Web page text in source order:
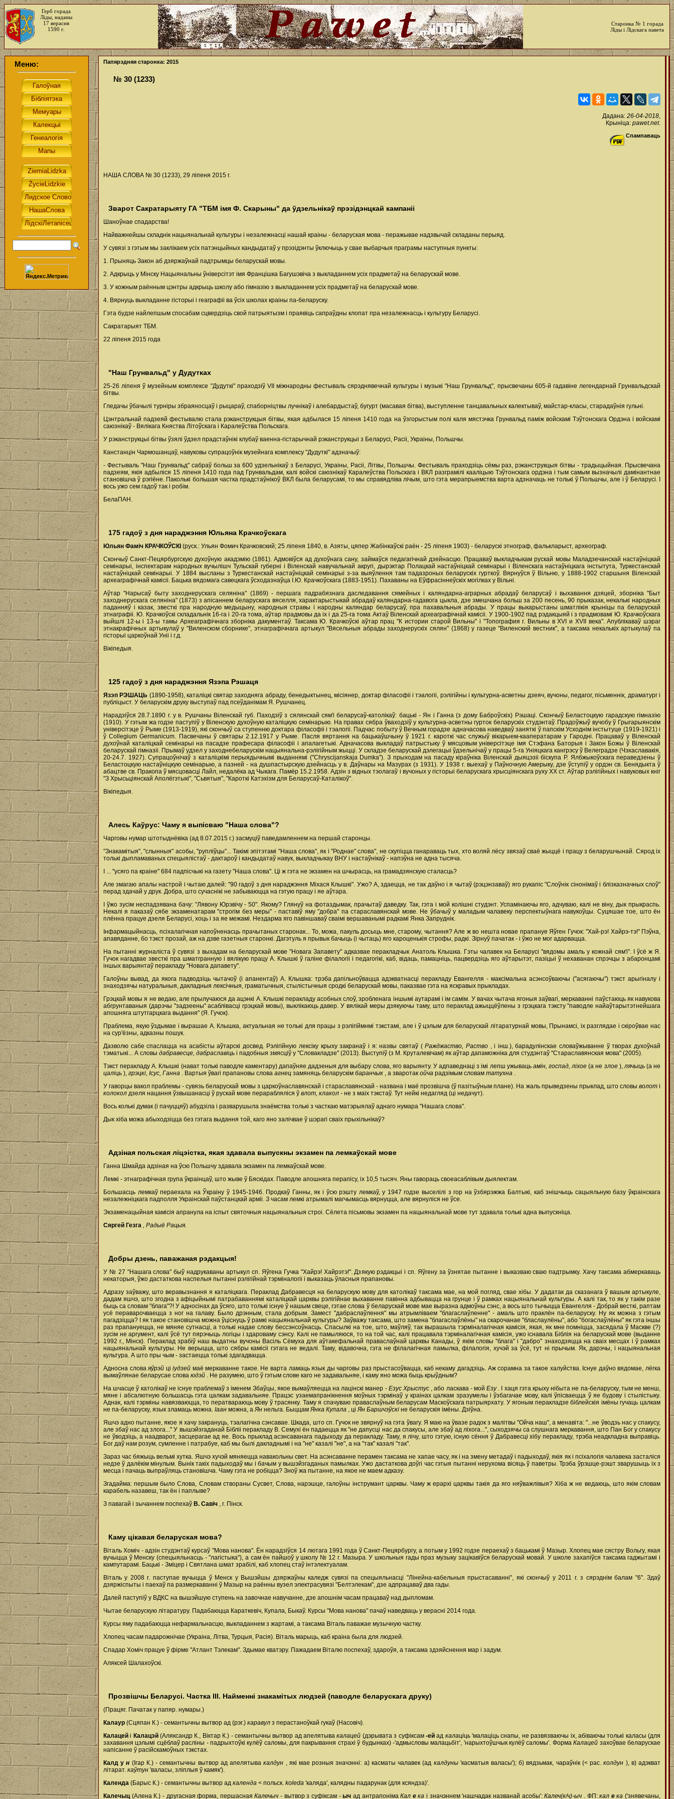
Герб горада
Ліды, наданы
17 верасня
1590 г.
Старонка № 1 горада
Ліды і Лідскага павета
Меню: Папярэдняя старонка: 2015
№ 30 (1233)
Дадана: 26-04-2018,
Крыніца: pawet.net.
Спампаваць
НАША СЛОВА № 30 (1233), 29 ліпеня 2015 г.
Зварот Сакратарыяту ГА "ТБМ імя Ф. Скарыны" да ўдзельнікаў прэзідэнцкай кампаніі
Шаноўнае спадарства!
Найважнейшы складнік нацыянальнай культуры і незалежнасці нашай краіны - беларуская мова - перажывае надзвычай складаны перыяд.
У сувязі з гэтым мы заклікаем усіх патэнцыйных кандыдатаў у прэзідэнты ўключыць у свае выбарчыя праграмы наступныя пункты:
1. Прыняць Закон аб дзяржаўнай падтрымцы беларускай мовы.
2. Адкрыць у Мінску Нацыянальны ўніверсітэт імя Францішка Багушэвіча з выкладаннем усіх прадметаў на беларускай мове.
3. У кожным раённым цэнтры адкрыць школу або гімназію з выкладаннем усіх прадметаў на беларускай мове.
4. Вярнуць выкладанне гісторыі і геаграфіі ва ўсіх школах краіны па-беларуску.
Гэта будзе найлепшым спосабам сцвердзіць свой патрыятызм і праявіць сапраўдны клопат пра незалежнасць і культуру Беларусі.
Сакратарыят ТБМ.
22 ліпеня 2015 года
"Наш Грунвальд" у Дудутках
25-26 ліпеня ў музейным комплексе "Дудуткі" праходзіў VII міжнародны фестываль сярэднявечнай культуры і музыкі "Наш Грунвальд", прысвечаны 605-й гадавіне легендарнай Грунвальдскай
бітвы.
Гледачы ўбачылі турніры збраяносцаў і рыцараў, спаборніцтвы лучнікаў і алебардыстаў, бугурт (масавая бітва), выступленне танцавальных калектываў, майстар-класы, старадаўнія гульні.
Цэнтральнай падзеяй фестывалю стала рэканструкцыя бітвы, якая адбылася 15 ліпеня 1410 года на ўзгорыстым полі каля мястэчка Грунвальд паміж войскамі Тэўтонскага Ордэна і войскамі
саюзнікаў - Вялікага Княства Літоўскага і Каралеўства Польскага.
У рэканструкцыі бітвы ўзялі ўдзел прадстаўнікі клубаў ваенна-гістарычнай рэканструкцыі з Беларусі, Расіі, Украіны, Польшчы.
Канстанцін Чармошанцаў, навуковы супрацоўнік музейнага комплексу "Дудуткі" адзначыў:
- Фестываль "Наш Грунвальд" сабраў больш за 600 удзельнікаў з Беларусі, Украіны, Расіі, Літвы, Польшчы. Фестываль праходзіць сёмы раз, рэканструкцыя бітвы - традыцыйная. Прысвечана
падзеям, якія адбыліся 15 ліпеня 1410 года пад Грунвальдам, калі войскі саюзнікаў Каралеўства Польскага і ВКЛ разграмілі кааліцыю Тэўтонскага ордэна і тым самым вызначылі дамінантнае
становішча ў рэгіёне. Паколькі большая частка прадстаўнікоў ВКЛ была беларусамі, то мы справядліва лічым, што гэта мерапрыемства варта адзначаць не толькі ў Польшчы, але і ў Беларусі. І
вось ужо сем гадоў так і робім.
БелаПАН.
175 гадоў з дня нараджэння Юльяна Крачкоўскага
Юльян Фаміч КРАЧКОЎСКІ (руск.: Ульян Фомич Крачковский; 25 ліпеня 1840, в. Азяты, цяпер Жабінкаўскі раён - 25 ліпеня 1903) - беларускі этнограф, фалькларыст, археограф.
Скончыў Санкт-Пецярбургскую духоўную акадэмію (1861). Адмовіўся ад духоўнага сану, займаўся педагагічнай дзейнасцю. Працаваў выкладчыкам рускай мовы Маладзечанскай настаўніцкай
семінарыі, інспектарам народных вучылішч Тульскай губерні і Віленскай навучальнай акругі, дырэктар Полацкай настаўніцкай семінарыі і Віленскага настаўніцкага інстытута, Туркестанскай
настаўніцкай семінарыі. У 1884 высланы з Туркестанскай настаўніцкай семінарыі з-за выяўлення там падазроных беларускіх гурткоў. Вярнуўся ў Вільню, у 1888-1902 старшыня Віленскай
археаграфічнай камісіі. Бацька вядомага савецкага ўсходазнаўца І.Ю. Крачкоўскага (1883-1951). Пахаваны на Еўфрасіннеўскіх могілках у Вільні.
Аўтар "Нарысаў быту заходнерускага селяніна" (1869) - першага падрабязнага даследавання сямейных і каляндарна-аграрных абрадаў беларусаў і выхавання дзяцей, зборніка "Быт
заходнерускага селяніна" (1873) з апісаннем беларускага вяселля, характарыстыкай абрадаў каляндарна-гадавога цыкла, дзе змешчана больш за 200 песень, 90 прыказак, некалькі народных
паданняў і казак, звесткі пра народную медыцыну, народныя стравы і народны каляндар беларусаў, пра пахавальныя абрады. У працы выкарыстаны шматлікія крыніцы па беларускай
этнаграфіі. Ю. Крачкоўскі складальнік 16-га і 20-га тома, аўтар прадмовы да іх і да 25-га тома Актаў Віленскай археаграфічнай камісіі. У 1900-1902 пад рэдакцыяй і з прадмовамі Ю. Крачкоўскага
выйшлі 12-ы і 13-ы тамы Археаграфічнага зборніка дакументаў. Таксама Ю. Крачкоўскі аўтар прац "К истории старой Вильны" і "Топография г. Вильны в XVI и XVII века". Апублікаваў шэраг
этнакрафічных артыкулаў у "Виленском сборнике", этнаграфічнага артыкул "Вясельныя абрады заходнерускіх сялян" (1868) у газеце "Виленский вестник", а таксама некалькіх артыкулаў па
гісторыі царкоўнай Уніі і г.д.
Вікіпедыя.
125 гадоў з дня нараджэння Язэпа Рэшаця
Язэп РЭШАЦЬ (1890-1958), каталіцкі святар заходняга абраду, бенедыктынец, місіянер, доктар філасофіі і тэалогіі, рэлігійны і культурна-асветны дзеяч, вучоны, педагог, пiсьменнiк, драматург і
публіцыст. У беларускiм друку выступаў пад псеўданiмам Я. Рушчанец.
Нарадзіўся 28.7.1890 г. у в. Рушчаны Віленскай губ. Паходзіў з сялянскай сям'і беларусаў-католікаў: бацькi - Ян i Ганна (з дому Баброўскiх) Рэшацi. Скончыў Беластоцкую гарадскую гiмназiю
(1910). У гэтым жа годзе паступіў у Віленскую духоўную каталіцкую семінарыю. На правах сябра ўваходзіў у культурна-асветны гурток беларускіх студэнтаў. Прадоўжыў вучобу ў Грыгарыянскім
універсітэце ў Рыме (1913-1919), які скончыў са ступенню доктара філасофіі і тэалогіі. Падчас побыту ў Вечным горадзе адначасова наведваў заняткі ў папскім Усходнім інстытуце (1919-1921) і
ў Collegium Germanicum. Пасвечаны ў святары 2.12.1917 у Рыме. Пасля вяртання на бацькаўшчыну ў 1921 г. кароткi час служыў вiкарыем-кааператарам у Гародні. Працаваў у Віленскай
духоўнай каталіцкай семінарыі на пасадзе прафесара філасофіі і апалагетыкі. Адначасова выкладаў патрыстыку ў мясцовым універсітэце імя Стэфана Баторыя і Закон Божы ў Віленскай
беларускай гімназіі. Прымаў удзел у заходнебеларускім нацыянальна-рэлігійным жыцці. У складзе беларускай дэлегацыi ўдзельнiчаў у працы 5-га Унiяцкага кангрэсу ў Велеградзе (Чэхаславакiя,
20-24.7. 1927). Супрацоўнічаў з каталіцкімі перыядычнымі выданнямі ("Chryscijanskaja Dumka"). З прыходам на пасаду кіраўніка Віленскай дыяцэзіі біскупа Р. Ялбжыкоўскага пераведзены ў
Беластоцкую настаўніцкую семінарыю, а пазней - на душпастырскую дзейнасць у в. Даўнары на Мазурах (з 1931). У 1938 г. выехаў у Паўночную Амерыку, дзе ўступіў у ордэн св. Бенядыкта ў
абацтве св. Пракопа ў мясцовасцi Лайл, недалёка ад Чыкага. Памёр 15.2.1958. Адзін з відных тэолагаў і вучоных у гісторыі беларускага хрысціянскага руху XX ст. Аўтар рэлігійных і навуковых кніг
"З Хрысьціянскай Аполёгэтыкі", "Сьвятыя", "Кароткі Катэхізм для Беларусаў-Каталікоў".
Вікіпедыя.
Алесь Каўрус: Чаму я выпісваю "Наша слова"?
Чарговы нумар штотыднёвіка (ад 8.07.2015 г.) засмуціў паведамленнем на першай старонцы.
"Знакамітыя", "слынныя" асобы, "рупліўцы"... Такімі эпітэтамі "Наша слова", як і "Роднае" слова", не скупіцца ганараваць тых, хто воляй лёсу звязаў сваё жыццё і працу з беларушчынай. Сярод іх
толькі дыпламаваных спецыялістаў - дактароў і кандыдатаў навук, выкладчыкау ВНУ і настаўнікаў - напэўна не адна тысяча.
I ... "усяго па краіне" 684 падпісчыкі на газету "Наша слова". Ці ж гэта не экзамен на шчырасць, на грамадзянскую сталасць?
Але змагаю апалы настрой і чытаю далей: "90 гадоў з дня нараджэння Міхася Клышкі". Ужо? А, здаецца, не так даўно і я чытаў (рэцэнзаваў) яго рукапіс "Слоўнік сінонімаў і блізказначных слоў"
перад здачай у друк. Добра, што сучаснікі не забываюцца на гэтую працу і яе аўтара.
I ўжо зусім неспадзявана бачу: "Лявону Юрэвічу - 50". Якому? Глянуў на фотаздымак, прачытаў даведку. Так, гэта і мой колішні студэнт. Успамінаючы яго, адчуваю, калі не віну, дык прыкраспь.
Некалі я паказаў сябе экзаменатарам "строгім без меры" - паставіў яму "добра" па стараславянскай мове. Не ўбачыў у маладым чалавеку перспектыўнага навукоўцы. Суцяшае тое, што ён
плённа працуе дзеля Беларусі, хоць і за яе межамі. Нездарма яго павіншаваў сваімі вершаванымі радкамі Янка Запруднік.
Інфармацыйнасць, псіхалагічная напоўненасць прачытаных старонак... То, можа, пакуль досыць мне, старому, чытання? Але ж во нешта новае прапануе Яўген Гучок: "Хай-рэ! Хайрэ-тэ!" Пэўна,
апавяданне, бо тэкст прозай, аж на дзве газетныя старонкі. Дагэтуль я прывык бачыць (і чытаць) яго кароценькія строфы, радкі. Зірнуў пачатак - і ўжо не мог адарвацца.
На пытанні журналіста ў сувязі з выхадам на беларускай мове "Новага Запавету" адказвае перакладчык Анатоль Клышка. Гэты чалавек на Беларусі "вядомы амаль у кожнай сям'і". I ўсё ж Я.
Гучок нагадвае звесткі пра шматгранную і вялікую працу А. Клышкі ў галіне філалогіі і педагогікі, каб, відаць, памацніць, пацвердзіць яго аўтарытэт, пазіцыі ў нехаванан спрэчцы з абаронцамі
іншых варыянтаў перакладу "Новага дапавету".
Галоўны вывад, да якога падводзіць чытачоў (і апанентаў) А. Клышка: трэба дапільноўвацца адэкватнасці перакладу Евангелля - максімальна асэнсоўваючы ("асягаючы") тэкст арыгіналу і
знаходзячы натуральныя, дакладныя лексічныя, граматычныя, стылістычныя сродкі беларускай мовы, паказвае гэта на яскравых прыкладах.
Грэцкай мовы я не ведаю, але прылучаюся да ацэнкі А. Клышкі перакладу асобных слоў, зробленага іншымі аутарамі і ім самім. У вачах чытача ягоныя заўвагі, меркаванні паўстаюць як навукова
абгрунтаваныя (дарэчы "задзеены" асаблівасці грэцкай мовы), выклікаюць давер. У вялікай меры дзякуючы таму, што пераклад ажыццёўлены з грэцкага тэксту "паводле найаўтарытэтнейшага
апошняга штутгарцкага выдання" (Я. Гучок).
Праблема, якую ўздымае і вырашае А. Клышка, актуальная не толькі для працы з рэлігіймнмі тэкстамі, але і ў цэлым для беларускай літаратурнай мовы, Прынамсі, іх разглядае і скіроўвае нас
на сур'ёзны, адказны пошук.
Дазволю сабе спаслацца на асабісты аўтарскі досвед. Рэлігійную лексіку крыху закранаў і я: назвы святаў (Ражджаство, Раство , і інш.), барадулінскае словаўжыванне ў творах духоўнай
тэматыкі... А словы дабравесце, дабраславіць і падобныя змясціў у "Словакладзе" (2013). Выступіў (з М. Круталевічам) як аўтар дапаможніка для студэнтаў "Стараславянская мова" (2005).
Тэкст перакладу А. Клышкі (нават толькі паводле каментару) дапаўняе дадзеныя для выбару слова, яго варыянту. У адпаведнаці з імі лепш ужываць амін, госпад, ліхое(а не злое ),лячыць (а не
цаліць ), грэцкі, Ісус, Ганна . Вартыя ўвагі прапановы слова агнец замяняць беларускім баранчык , а зваротак ойча радзімым словам татухна .
У гаворцы вакол праблемы - сувязь беларускай мовы з царкоўнаславянскай і стараславянскай - названа і маё прозвішча (ў пазітыўным плане). На жаль прыведзены прыклад, што словы волоті
колокол дзеля нацання ўзвышанасці ў рускай мове перарабляліся ў влот, клакол - не з маіх тэкстаў. Тут нейкі недагляд (ці недачут).
Вось колькі думак (і пачуццяў) абудзіла і разварушыла знаёмства толькі з часткаю матэрыялаў аднаго нумара "Нашага слова".
Дык хіба можа абыходзіцца без гэтага выдання той, каго яно залічвае ў шэрагі сваіх прыхільнікаў?
Адзіная польская ліцэістка, якая здавала выпускны экзамен па лемкаўскай мове
Ганна Шмайда адзіная на ўсю Польшчу здавала экзамен па лемкаўскай мове.
Лемкі - этнаграфічная група ўкраінцаў, што жыве ў Бяскідах. Паводле апошняга перапісу, іх 10,5 тысяч. Яны гавораць своеасаблівым дыялектам.
Большасць лемкаў пераехала на Ўкраіну ў 1945-1946. Продкаў Ганны, як і ўсю рэшту лемкаў, у 1947 годзе выселілі з гор на ўзбярэжжа Балтыкі, каб знішчыць сацыяльную базу ўкраінскага
незалежніцкага падполля Украінскай паўстанцкай арміі. З часам лемкі атрымалі магчымасць вярнуцца, але вярнуліся не ўсе.
Экзаменацыйная камісія апранула на іспыт святочныя нацыянальныя строі. Сёлета пісьмовы экзамен па нацыянальнай мове тут здавала толькі адна выпускніца.
Сяргей Гезга , Радыё Рацыя.
Добры дзень, паважаная рэдакцыя!
У № 27 "Нашага слова" быў надрукаваны артыкул сп. Яўгена Гучка "Хайрэ! Хайрэтэ!". Дзякую рэдакцыі і сп. Яўгену за ўзнятае пытанне і выказваю сваю падтрымку. Хачу таксама абмеркаваць
некаторыя, ўжо дастаткова наспелыя пытанні рэлігійнай тэрміналогіі і выказаць ўласныя прапановы.
Адразу заўважу, што веравызнання я каталіцкага. Пераклад Дабравесця на беларускую мову для католікаў таксама мае, на мой погляд, свае хібы. У дадатак да сказанага ў вашым артыкуле,
дадам яшчэ, што згодна з афіцыйнымі патрабаваннямі каталіцкай царквы рэлігійнае выхаванне павінна адбывацца на грунце і ў рамках нацыянальнай культуры. А калі так, то як у такім разе
быць са словам "блага"?! У адносінах да ўсяго, што толькі існуе ў нашым свеце, гэтае слова ў беларускай мове мае выразна адмоўны сэнс, а вось што тычыцца Евангелля - Добрай весткі, раптам
усё пераварочваецца з ног на галаву. Было дрэнным, стала добрым. Замест "дабраслаўлення" мы атрымліваем "благаслаўленне" - амаль што праклён па-беларуску. Ну як можна з гэтым
пагадзіцца? I як такое становішча можна ўціснуць ў рамкі нацыянальнай культуры? Заўважу таксама, што замена "благаслаўлёны" на скарочанае "бласлаулёны", або "богаслаўлёны" як гэта іншы
раз прапануецца, не мяняе сутнасці, а толькі надае слову бессэнсоўнасць. Спасылкі на тое, што, маўляў, так вырашыла тэрміналагічная камісія, якая, як мне помніцца, засядала ў Маскве (?)
зусім не аргумент, калі ўсё тут пярэчыць логіцы і здароваму сэнсу. Калі не памыляюся, то на той час, калі працавала тэрміналагічная камісія, ужо існавала Біблія на беларускай мове (выданне
1992 г., Мінск). Пераклад зрабіў наш выдатны вучоны Васіль Сёмуха для аўтакефальнай праваслаўнай царквы Канады, ў якім словы "блага" і "дабро" знаходзяцца на сваіх месцах і ў рамках
нацыянальнай культуры. Не верыцца, што сябры камісіі гэтага не ведалі. Таму, відавочна, гэта не філалагічная памылка, філалогія, хучэй за ўсё, тут ні прычым. Як, дарэчы, і нацыянальная
культура. А што пры чым - застаецца толькі здагадвацца.
Адносна словаяўрэй цііудзей маё меркаванне такое. Не варта ламаць язык ды чарговы раз прыстасоўвацца, каб некаму дагадзіць. Аж сорамна за такое халуйства. Існуе даўно вядомае, лёгка
вымаўлянае беларусае слова юдэй . Не разумею, што ў гэтым слове каго не задавальняе, і каму яно можа быць крыўдным?
На шчасце ў католікаў не існуе праблемаў з іменем Збаўцы, якое вымаўляецца на лацінскі манер - Езус Хрыстус , або ласкава - мойЕзу . I хаця гэта крыху нібыта не па-беларуску, тым не менш,
мяне і абсалютную большасць гэта цалкам задавальняе. Працэс узаемапранікнення моўных тэрмінаў у краінах цалкам зразумелы і ўзбагачае мову, калі ўпісваецца ў яе будову і стылістыку.
Аднак, калі тэрміны навязваюцца, то ператвараюць мову ў трасянку. Таму я спачуваю праваслаўным беларусам Маскоўскага патрыярхату. У ягоным перакладзе біблейскія імёны гучаць цалкам
не па-беларуску, язык зламаць можна. Іаан можна, аЯн нельга. БыццамЯнка Купала , ціЯн Баршчэўскі не беларускія імёны. Дзіўна.
Яшчэ адно пытанне, якое я хачу закрануць, тэалагічна сэнсавае. Шкада, што сп. Гучок не звярнуў на гэта ўвагу. Я маю на ўвазе радок з малітвы "Ойча наш", а менавіта: "...не ўводзь нас у спакусу,
але збаў нас ад злога..." У вышэйзгаданай Бібліі перакладу В. Семухі ён падаецца як "не дапусці нас да спакусы, але збаў ад ліхога...", сыходзячы са слушнага меркавання, што Пан Бог у спакусу
не ўводзіць, а наадварот, засцерагае ад яе. Вось прыклад асэнсаванага падыходу да перакладу. Таму, я лічу, што гэтую, існую сёння ў Дабравесці хібу перакладу, трэба неадкладна выправіць.
Бог даў нам розум, сумленне і патрабуе, каб мы былі дакладнымі і на "не" казалі "не", а на "так" казалі "так".
Зараз час бяжыць вельмі хутка. Яшчэ хучэй мяняецца навакольны свет. На асэнсаванне перамен таксама не хапае часу, як і на змену метадаў і падыходаў, якія як і псіхалогія чалавека засталіся
недзе ў далёкім мінулым. Вынік такіх падыходаў мы і бачым у вышэйзгаданых памылках. Ужо дастаткова доўгі час гэтыя пытанні нерухома вісяць ў паветры. Трэба ўрэшце-рэшт зварушыць іх з
месца і пачаць выпраўляць становішча. Чаму гэта не робіцца? Зноў жа пытанне, на якое не маем адказу.
Згадайма: першым было Слова, Словам створаны Сусвет, Слова, нарэшце, галоўны інструмант царквы. Чаму ж ерархі царквы такія да яго няўважлівыя? Хіба ж не ведаюць, што якім словам
карабель назавеш, так ён і паплыве?
З павагай і зычаннем поспехаў В. Савіч , г. Пінск.
Каму цікавая беларуская мова?
Віталь Хоміч - адзін студэнтаў курсаў "Мова нанова". Ён нарадзіўся 14 лютага 1991 года ў Санкт-Пецярбургу, а потым у 1992 годзе пераехаў з бацькамі ў Мазыр. Хлопец мае сястру Вольгу, якая
вучыцца ў Менску (спецыяльнасць - "лагістыка"), а сам ён пайшоў у школу № 12 г. Мазыра. У школьныя гады праз музыку зацікавіўся беларускай мовай. У школе захапіўся таксама гаджытамі і
кампутарамі. Бацькі - Зміцер і Святлана шмат зрабілі, каб хлопец стаў інтэлектуалам.
Віталь у 2008 г. паступае вучыцца ў Менск у Вышэйшы дзяржаўны каледж сувязі па спецыяльнасці "Лінейна-кабельныя прыстасаванні", які скончыў у 2011 г. з сярэднім балам "6". Здаў
дзяржіспыты і паехаў па размеркаванні ў Мазыр на раённы вузел электрасувязі "Белтэлекам", дзе адпрацаваў два гады.
Далей паступіў у ВДКС на вышэйшую ступень на завочнае навучанне, дзе апошнім часам працаваў над дыпломам.
Чытае беларускую літаратуру. Падабаюцца Караткевіч, Купала, Быкаў. Курсы "Мова нанова" пачаў наведваць у верасні 2014 года.
Курсы яму падабаюцца нефармальнасцю, выкладаннем з жартамі, а таксама Віталь паважае музычную частку.
Хлопец часам падарожнічае (Украіна, Літва, Турцыя, Расія). Віталь марыць, каб краіна была для людзей.
Спадар Хоміч працуе ў фірме "Атлант Тэлекам". Здымае кватэру. Пажадаем Віталю поспехаў, здароўя, а таксама здзяйснення мар і задум.
Аляксей Шалахоўскі.
Прозвішчы Беларусі. Частка III. Найменні знакамітых людзей (паводле беларускага друку)
(Працяг. Пачатак у папяр. нумары.)
Калаур (Сцяпан К.) - семантычны вытвор ад (рэг.) каравул з перастаноўкай гукаў (Насовіч).
Калацейі Калацэй(Аляксандр К., Віктар К.) - семантычны вытвор ад апелятывакалацей (дэрывата з суфіксам -ейад калаціць'малаціць снапы, не развязваючы іх, абіваючы толькі каласы (для
захавання цэлымі сцёблаў расліны - падрыхтоўкі кулёў саломы, для пакрывання страхі ў будынках) -'адмысловы малацьбіт', 'нарыхтоўшчык кулёў саломы'. ФормаКалацей захоўвае беларускае
напісанне ў расійскамоўных тэкстах.
Калдун (Ігар К.) - семантычны вытвор ад апелятывакалдун , які мае розныя значэнні: а) касматы чалавек (ад калдуны 'касматыя валасы'); б) вядзьмак, чараўнік (< рас.колдун ), в) адэкват
літарат. каўтун 'валасы, зліплыя ў камяк').
Календа (Барыс К.) - семантычны вытвор ад календа < польск. kolеda 'каляда', калядны падарунак (для ксяндза)'.
Калечыц (Алена К.) - другасная форма, першаснаяКалечыч- вытвор з суфіксам -ыч ад антрапонімаКал екаі значэннем 'нашчадак названай асобы':Калеч(к/ч)-ыч . ФП:кал ека('знявечаны,